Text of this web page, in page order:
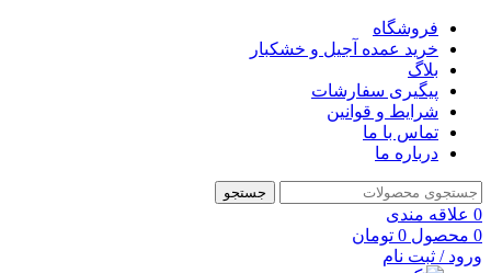
فروشگاه
خرید عمده آجیل و خشکبار
بلاگ
پیگیری سفارشات
شرایط و قوانین
تماس با ما
درباره ما
جستجو
0 علاقه مندی
0 محصول 0 تومان
ورود / ثبت نام